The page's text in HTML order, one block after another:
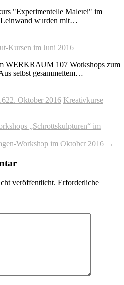
"Experimentelle Malerei" im
wurden mit…
Kursen im Juni 2016
WERKRAUM 107 Workshops zum
selbst gesammeltem…
22. Oktober 2016 Kreativkurse
„Schrottskulpturen“ im
Workshop im Oktober 2016 →
veröffentlicht. Erforderliche